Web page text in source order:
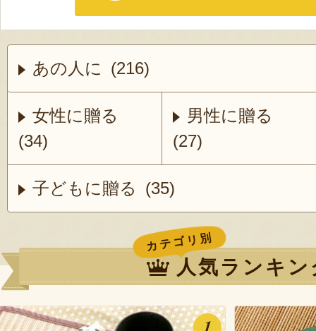
あの人に (216)
女性に贈る
(34)
男性に贈る
(27)
子どもに贈る (35)
カテゴリ別
人気ランキン